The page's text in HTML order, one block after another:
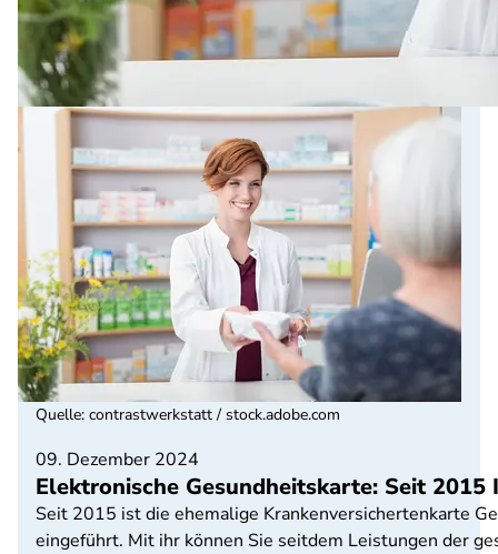
09. Dezember 2024
Elektronische Gesundheitskarte: Seit
Seit 2015 ist die ehemalige Krankenversichertenkarte
eingeführt. Mit ihr können Sie seitdem Leistungen der
Quelle: contrastwerkstatt / stock.adobe.com